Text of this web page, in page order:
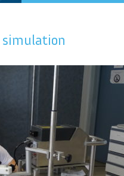
simulation